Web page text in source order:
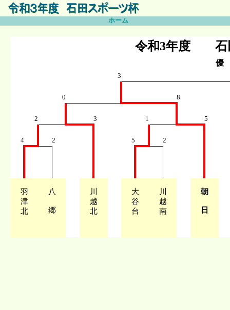
ホーム
令和3年度 石
3
0 8
2 3 1 5
4 2 5 2
羽
津
北
八
郷
川
越
北
大
谷
台
川
越
南
朝
日